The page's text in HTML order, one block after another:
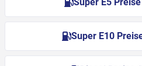
Super E10